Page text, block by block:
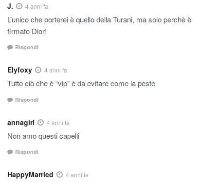
J. 4 anni fa
L’unico che porterei è quello della Turani, ma solo perchè è
firmato Dior!
Rispondi
Elyfoxy 4 anni fa
Tutto ciò che è “vip” è da evitare come la peste
Rispondi
annagirl 4 anni fa
Non amo questi capelli
Rispondi
HappyMarried 4 anni fa